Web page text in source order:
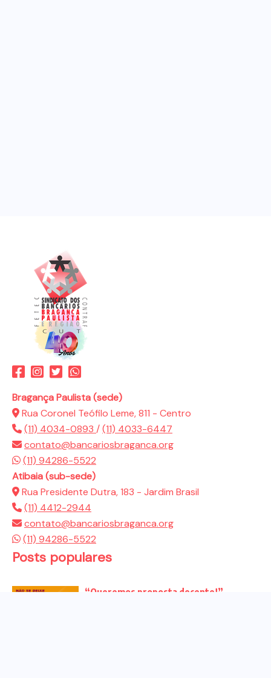
Bragança Paulista (sede)
Rua Coronel Teófilo Leme, 811 - Centro
(11) 4034-0893 /(11) 4033-6447
contato@bancariosbraganca.org
(11) 94286-5522
Atibaia (sub-sede)
Rua Presidente Dutra, 183 - Jardim Brasil
(11) 4412-2944
contato@bancariosbraganca.org
(11) 94286-5522
Posts populares
“Queremos proposta decente!”